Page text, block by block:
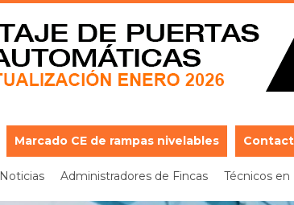
Marcado CE de rampas nivelables
Noticias Administradores de Fincas Técnicos en